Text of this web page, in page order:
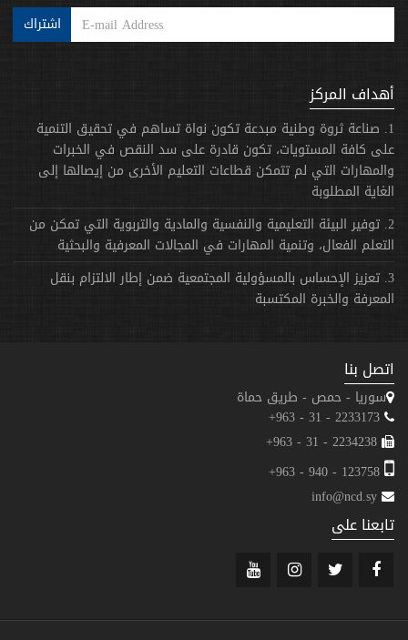
اشتراك
أهداف المركز
1. صناعة ثروة وطنية مبدعة تكون نواة تساهم في تحقيق التنمية
على كافة المستويات، تكون قادرة على سد النقص في الخبرات
والمهارات التي لم تتمكن قطاعات التعليم الأخرى من إيصالها إلى
الغاية المطلوبة
2. توفير البيئة التعليمية والنفسية والمادية والتربوية التي تمكن من
التعلم الفعال، وتنمية المهارات في المجالات المعرفية والبحثية
3. تعزيز الإحساس بالمسؤولية المجتمعية ضمن إطار الالتزام بنقل
المعرفة والخبرة المكتسبة
اتصل بنا
سوريا - حمص - طريق حماة
info@ncd.sy
تابعنا على